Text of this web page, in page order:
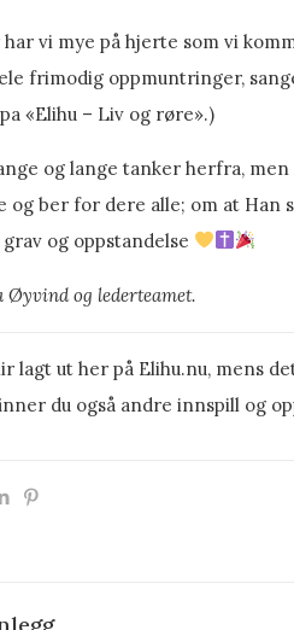
har vi mye på hjerte som vi
frimodig oppmuntringer,
«Elihu – Liv og røre».)
og lange tanker herfra,
og ber for dere alle; om at Han
og oppstandelse
Øyvind og lederteamet.
lagt ut her på Elihu.nu, mens
du også andre innspill og